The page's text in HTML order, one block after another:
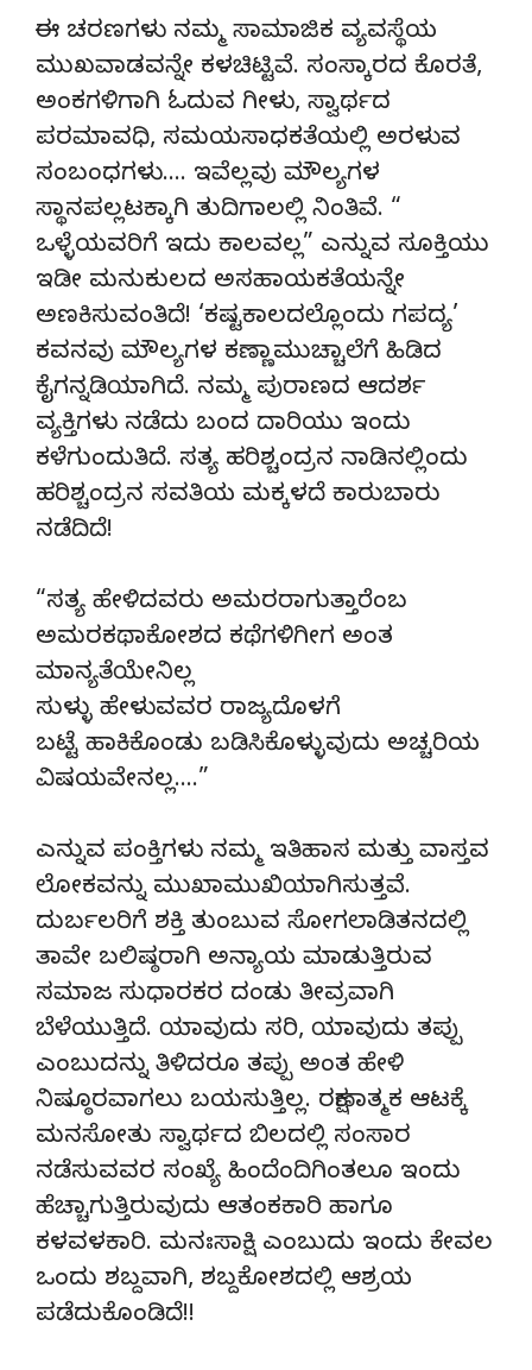
ಈ ಚರಣಗಳು ನಮ್ಮ ಸಾಮಾಜಿಕ ವ್ಯವಸ್ಥೆಯ
ಮುಖವಾಡವನ್ನೇ ಕಳಚಿಟ್ಟಿವೆ. ಸಂಸ್ಕಾರದ ಕೊರತೆ,
ಅಂಕಗಳಿಗಾಗಿ ಓದುವ ಗೀಳು, ಸ್ವಾರ್ಥದ
ಪರಮಾವಧಿ, ಸಮಯಸಾಧಕತೆಯಲ್ಲಿ ಅರಳುವ
ಸಂಬಂಧಗಳು…. ಇವೆಲ್ಲವು ಮೌಲ್ಯಗಳ
ಸ್ಥಾನಪಲ್ಲಟಕ್ಕಾಗಿ ತುದಿಗಾಲಲ್ಲಿ ನಿಂತಿವೆ. “
ಒಳ್ಳೆಯವರಿಗೆ ಇದು ಕಾಲವಲ್ಲ” ಎನ್ನುವ ಸೂಕ್ತಿಯು
ಇಡೀ ಮನುಕುಲದ ಅಸಹಾಯಕತೆಯನ್ನೇ
ಅಣಕಿಸುವಂತಿದೆ! ‘ಕಷ್ಟಕಾಲದಲ್ಲೊಂದು ಗಪದ್ಯ’
ಕವನವು ಮೌಲ್ಯಗಳ ಕಣ್ಣಾಮುಚ್ಚಾಲೆಗೆ ಹಿಡಿದ
ಕೈಗನ್ನಡಿಯಾಗಿದೆ. ನಮ್ಮ ಪುರಾಣದ ಆದರ್ಶ
ವ್ಯಕ್ತಿಗಳು ನಡೆದು ಬಂದ ದಾರಿಯು ಇಂದು
ಕಳೆಗುಂದುತಿದೆ. ಸತ್ಯ ಹರಿಶ್ಚಂದ್ರನ ನಾಡಿನಲ್ಲಿಂದು
ಹರಿಶ್ಚಂದ್ರನ ಸವತಿಯ ಮಕ್ಕಳದೆ ಕಾರುಬಾರು
ನಡೆದಿದೆ!
“ಸತ್ಯ ಹೇಳಿದವರು ಅಮರರಾಗುತ್ತಾರೆಂಬ
ಅಮರಕಥಾಕೋಶದ ಕಥೆಗಳಿಗೀಗ ಅಂತ
ಮಾನ್ಯತೆಯೇನಿಲ್ಲ
ಸುಳ್ಳು ಹೇಳುವವರ ರಾಜ್ಯದೊಳಗೆ
ಬಟ್ಟೆ ಹಾಕಿಕೊಂಡು ಬಡಿಸಿಕೊಳ್ಳುವುದು ಅಚ್ಚರಿಯ
ವಿಷಯವೇನಲ್ಲ….”
ಎನ್ನುವ ಪಂಕ್ತಿಗಳು ನಮ್ಮ ಇತಿಹಾಸ ಮತ್ತು ವಾಸ್ತವ
ಲೋಕವನ್ನು ಮುಖಾಮುಖಿಯಾಗಿಸುತ್ತವೆ.
ದುರ್ಬಲರಿಗೆ ಶಕ್ತಿ ತುಂಬುವ ಸೋಗಲಾಡಿತನದಲ್ಲಿ
ತಾವೇ ಬಲಿಷ್ಠರಾಗಿ ಅನ್ಯಾಯ ಮಾಡುತ್ತಿರುವ
ಸಮಾಜ ಸುಧಾರಕರ ದಂಡು ತೀವ್ರವಾಗಿ
ಬೆಳೆಯುತ್ತಿದೆ. ಯಾವುದು ಸರಿ, ಯಾವುದು ತಪ್ಪು
ಎಂಬುದನ್ನು ತಿಳಿದರೂ ತಪ್ಪು ಅಂತ ಹೇಳಿ
ನಿಷ್ಠೂರವಾಗಲು ಬಯಸುತ್ತಿಲ್ಲ. ರಕ್ಷಣಾತ್ಮಕ ಆಟಕ್ಕೆ
ಮನಸೋತು ಸ್ವಾರ್ಥದ ಬಿಲದಲ್ಲಿ ಸಂಸಾರ
ನಡೆಸುವವರ ಸಂಖ್ಯೆ ಹಿಂದೆಂದಿಗಿಂತಲೂ ಇಂದು
ಹೆಚ್ಚಾಗುತ್ತಿರುವುದು ಆತಂಕಕಾರಿ ಹಾಗೂ
ಕಳವಳಕಾರಿ. ಮನಃಸಾಕ್ಷಿ ಎಂಬುದು ಇಂದು ಕೇವಲ
ಒಂದು ಶಬ್ದವಾಗಿ, ಶಬ್ದಕೋಶದಲ್ಲಿ ಆಶ್ರಯ
ಪಡೆದುಕೊಂಡಿದೆ!!